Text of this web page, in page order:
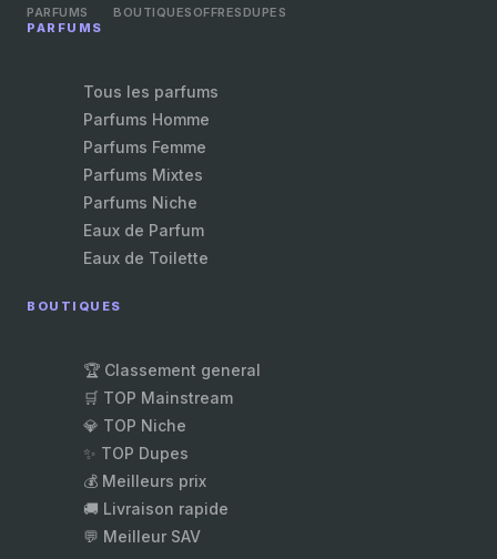
PARFUMS BOUTIQUES OFFRESDUPES
PARFUMS
Tous les parfums
Parfums Homme
Parfums Femme
Parfums Mixtes
Parfums Niche
Eaux de Parfum
Eaux de Toilette
BOUTIQUES
🏆 Classement general
🛒 TOP Mainstream
💎 TOP Niche
✨ TOP Dupes
💰 Meilleurs prix
🚚 Livraison rapide
💬 Meilleur SAV